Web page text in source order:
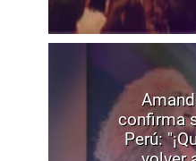
confirma
Perú: